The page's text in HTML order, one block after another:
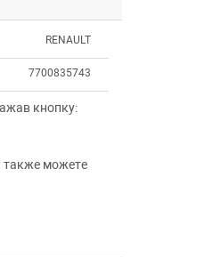
RENAULT
7700835743
кнопку:
можете